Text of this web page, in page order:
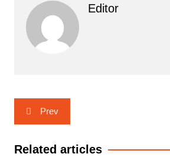
Editor
Post
navigation
Prev
Related articles